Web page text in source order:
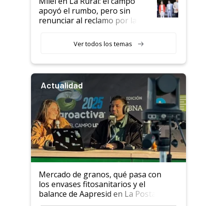
apoyó el rumbo, pero sin
renunciar al reclamo por las
Ver todos los temas
Actualidad
Mercado de granos, qué pasa con
los envases fitosanitarios y el
balance de Aapresid en La Posta